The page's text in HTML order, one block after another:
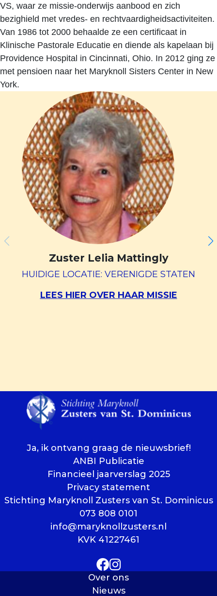
VS, waar ze missie-onderwijs aanbood en zich
bezighield met vredes- en rechtvaardigheidsactiviteiten.
Van 1986 tot 2000 behaalde ze een certificaat in
Klinische Pastorale Educatie en diende als kapelaan bij
Providence Hospital in Cincinnati, Ohio. In 2012 ging ze
met pensioen naar het Maryknoll Sisters Center in New
York.
Zuster Lelia Mattingly
HUIDIGE LOCATIE: VERENIGDE STATEN
LEES HIER OVER HAAR MISSIE
Ja, ik ontvang graag de nieuwsbrief!
ANBI Publicatie
Financieel jaarverslag 2025
Privacy statement
Stichting Maryknoll Zusters van St. Dominicus
073 808 0101
info@maryknollzusters.nl
KVK 41227461
Over ons
Nieuws